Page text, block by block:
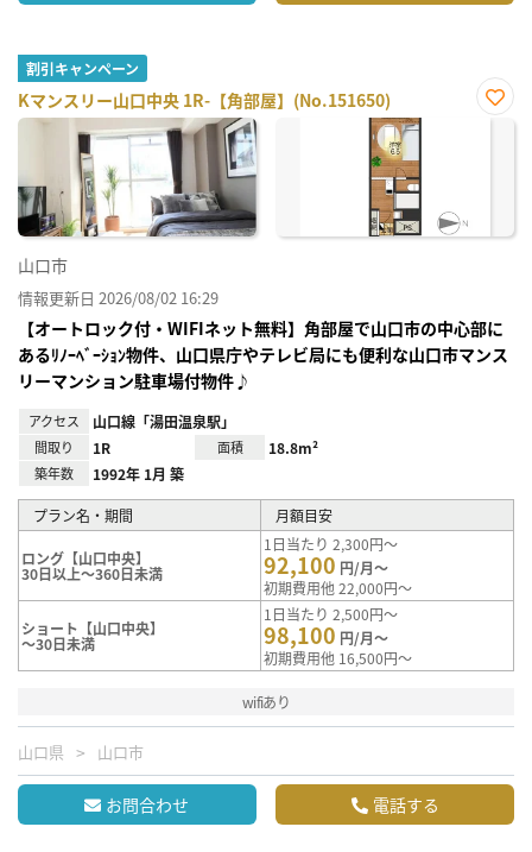
割引キャンペーン
Kマンスリー山口中央 1R-【角部屋】(No.151650)
お気
山口市
情報更新日 2026/08/02 16:29
【オートロック付・WIFIネット無料】角部屋で山口市の中心部に
あるﾘﾉｰﾍﾞｰｼｮﾝ物件、山口県庁やテレビ局にも便利な山口市マンス
リーマンション駐車場付物件♪
アクセス 山口線「湯田温泉駅」
間取り 1R 面積 18.8m²
築年数 1992年 1月 築
プラン名・期間 月額目安
ロング【山口中央】
30日以上～360日未満
1日当たり 2,300円～
92,100 円/月～
初期費用他 22,000円～
ショート【山口中央】
～30日未満
1日当たり 2,500円～
98,100 円/月～
初期費用他 16,500円～
wifiあり
山口県 山口市
お問合わせ 電話する